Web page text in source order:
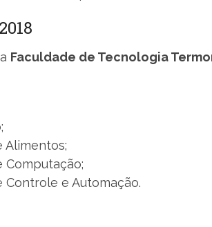
Faculdade de Tecnologia
Alimentos;
Computação;
Controle e Automação.